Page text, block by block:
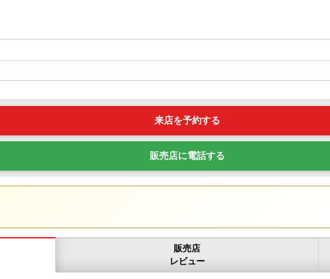
来店を予約する
販売店に電話する
販売店
レビュー